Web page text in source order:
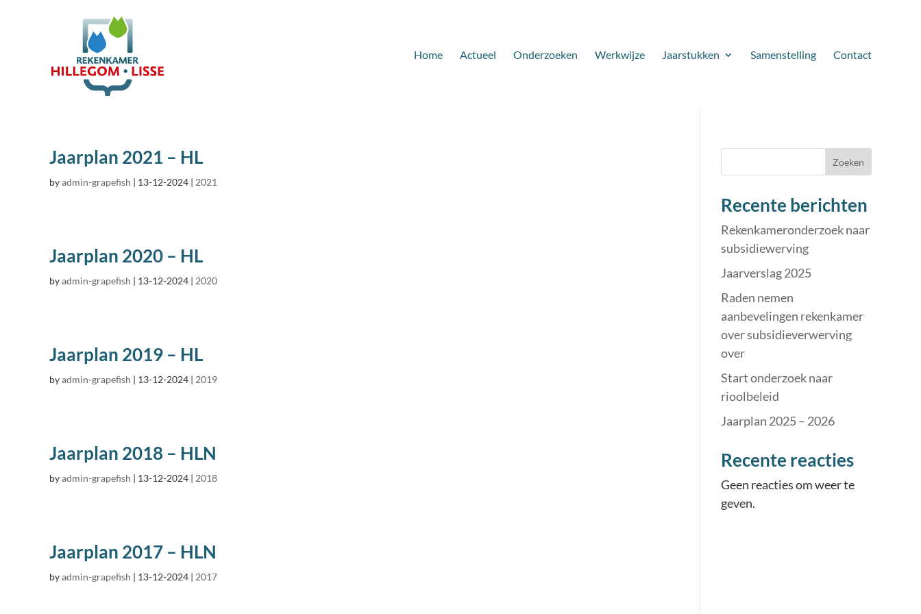
Home Actueel Onderzoeken Werkwijze Jaarstukken Samenstelling Contact
Jaarplan 2021 – HL
byadmin-grapefish | 13-12-2024 | 2021
Jaarplan 2020 – HL
byadmin-grapefish | 13-12-2024 | 2020
Jaarplan 2019 – HL
byadmin-grapefish | 13-12-2024 | 2019
Jaarplan 2018 – HLN
byadmin-grapefish | 13-12-2024 | 2018
Jaarplan 2017 – HLN
byadmin-grapefish | 13-12-2024 | 2017
Zoeken
Recente berichten
Rekenkameronderzoek naar
subsidiewerving
Jaarverslag 2025
Raden nemen
aanbevelingen rekenkamer
over subsidieverwerving
over
Start onderzoek naar
rioolbeleid
Jaarplan 2025 – 2026
Recente reacties
Geen reacties om weer te
geven.